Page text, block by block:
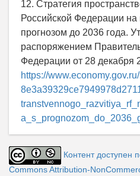
12. Стратегия
Российской Федерации
прогнозом до 2036 года.
распоряжением
Федерации от 28 декабря
https://
Контент доступен
Commons Attribution-